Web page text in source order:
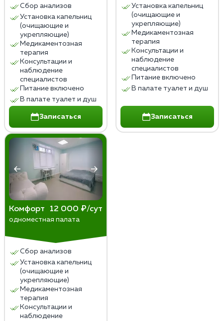
Сбор анализов
Установка капельниц
(очищающие и
укрепляющие)
Медикаментозная
терапия
Консультации и
наблюдение
специалистов
Питание включено
В палате туалет и душ
Записаться
Установка капельниц
(очищающие и
укрепляющие)
Медикаментозная
терапия
Консультации и
наблюдение
специалистов
Питание включено
В палате туалет и душ
Записаться
Комфорт 12 000 ₽/сут
одноместная палата
Сбор анализов
Установка капельниц
(очищающие и
укрепляющие)
Медикаментозная
терапия
Консультации и
наблюдение